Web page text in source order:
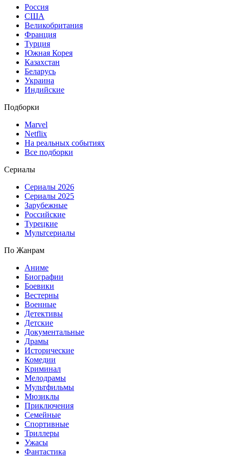
Россия
США
Великобритания
Франция
Турция
Южная Корея
Казахстан
Беларусь
Украина
Индийские
Подборки
Marvel
Netflix
На реальных событиях
Все подборки
Сериалы
Сериалы 2026
Сериалы 2025
Зарубежные
Российские
Турецкие
Мультсериалы
По Жанрам
Аниме
Биографии
Боевики
Вестерны
Военные
Детективы
Детские
Документальные
Драмы
Исторические
Комедии
Криминал
Мелодрамы
Мультфильмы
Мюзиклы
Приключения
Семейные
Спортивные
Триллеры
Ужасы
Фантастика